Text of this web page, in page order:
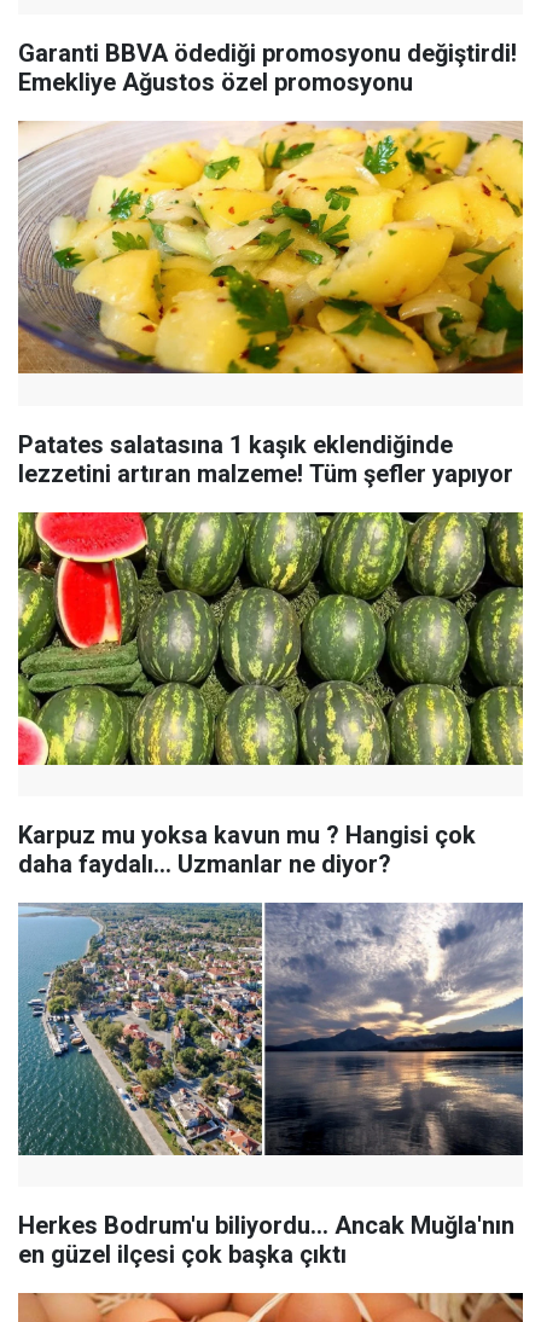
Garanti BBVA ödediği promosyonu değiştirdi!
Emekliye Ağustos özel promosyonu
Patates salatasına 1 kaşık eklendiğinde
lezzetini artıran malzeme! Tüm şefler yapıyor
Karpuz mu yoksa kavun mu ? Hangisi çok
daha faydalı... Uzmanlar ne diyor?
Herkes Bodrum'u biliyordu... Ancak Muğla'nın
en güzel ilçesi çok başka çıktı